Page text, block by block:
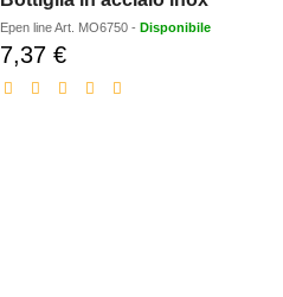
Epen lineArt. MO6750 - Disponibile
7,37 €Prezzo